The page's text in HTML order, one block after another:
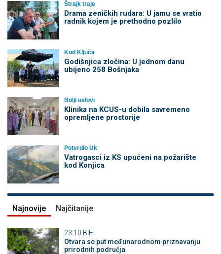
Štrajk traje
Drama zeničkih rudara: U jamu se vratio
radnik kojem je prethodno pozlilo
Kod Ključa
Godišnjica zločina: U jednom danu
ubijeno 258 Bošnjaka
Bolji uslovi
Klinika na KCUS-u dobila savremeno
opremljene prostorije
Potvrdio Uk
Vatrogasci iz KS upućeni na požarište
kod Konjica
Najnovije Najčitanije
23:10 BiH
Otvara se put međunarodnom priznavanju
prirodnih područja